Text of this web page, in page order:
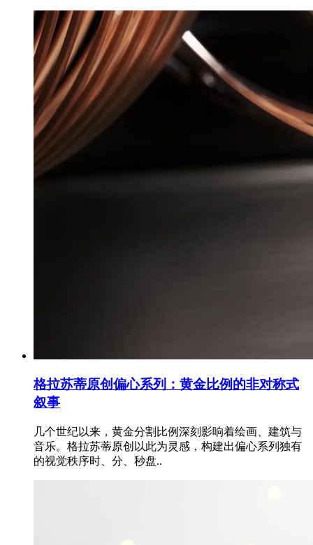
格拉苏蒂原创偏心系列：黄金比例的非对称式
叙事
几个世纪以来，黄金分割比例深刻影响着绘画、建筑与
音乐。格拉苏蒂原创以此为灵感，构建出偏心系列独有
的视觉秩序时、分、秒盘..